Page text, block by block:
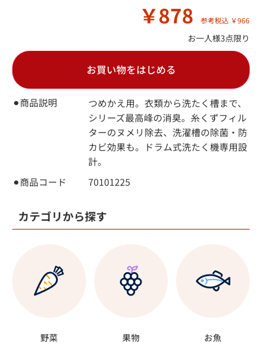
⚫︎商品説明
つめかえ用。衣類から洗たく槽まで、
シリーズ最高峰の消臭。糸くずフィル
ターのヌメリ除去、洗濯槽の除菌・防
カビ効果も。ドラム式洗たく機専用設
計。
￥878 参考税込 ￥966
お一人様3点限り
⚫︎商品コード 70101225
お買い物をはじめる
カテゴリから探す
野菜 果物 お魚